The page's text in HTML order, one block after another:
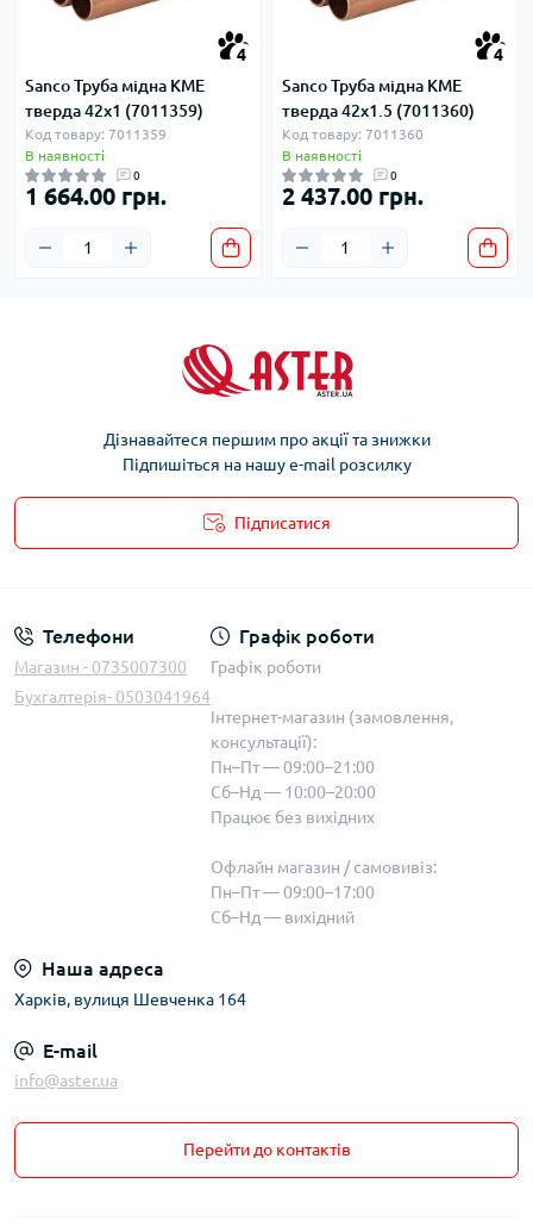
4
Sanco Труба мідна KME
тверда 42x1 (7011359)
Код товару: 7011359
В наявності
0
1 664.00 грн.
4
Sanco Труба мідна KME
тверда 42x1.5 (7011360)
Код товару: 7011360
В наявності
0
2 437.00 грн.
Дізнавайтеся першим про акції та знижки
Підпишіться на нашу e-mail розсилку
Підписатися
Телефони
Магазин - 0735007300
Бухгалтерія- 0503041964
Графік роботи
Графік роботи
Інтернет-магазин (замовлення,
консультації):
Пн–Пт — 09:00–21:00
Сб–Нд — 10:00–20:00
Працює без вихідних
Офлайн магазин / самовивіз:
Пн–Пт — 09:00–17:00
Сб–Нд — вихідний
Наша адреса
Харків, вулиця Шевченка 164
E-mail
info@aster.ua
Перейти до контактів